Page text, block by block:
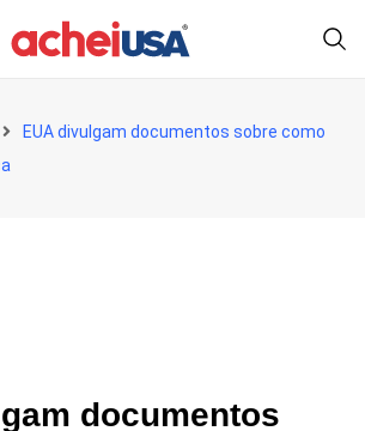
EUA divulgam documentos sobre como
documentos